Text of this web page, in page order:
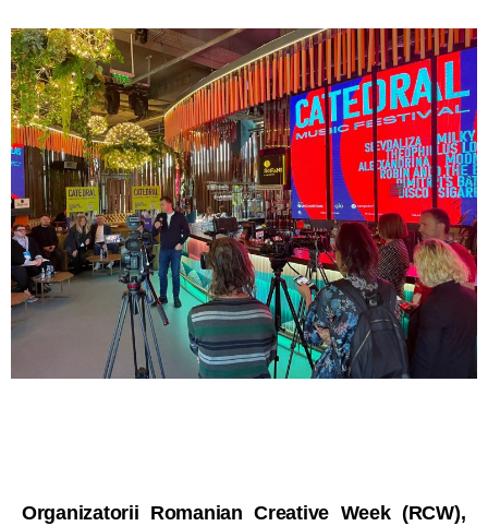
Organizatorii Romanian Creative Week (RCW),